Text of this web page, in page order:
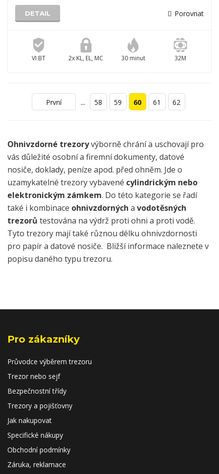
DETAIL Porovnat
VI BT 2x KL, EL, MC 30 minut 32M
První ... 58 59 60 61 62
Ohnivzdorné trezoryvýborně chrání a uschovají pro
vás důležité osobní a firemní dokumenty, datové
nosiče, doklady, peníze apod. před ohněm. Jde o
uzamykatelné trezory vybavené cylindrickým nebo
elektronickým zámkem. Do této kategorie se řadí
také i kombinace ohnivzdorných a vodotěsných
trezorů testována na výdrž proti ohni a proti vodě.
Tyto trezory mají také různou délku ohnivzdornosti
pro papír a datové nosiče. Bližší informace naleznete v
popisu daného typu trezoru.
Pro zákazníky
Průvodce výběrem trezoru
Trezor nebo sejf
Bezpečnostní třídy
Trezory a pojišťovny
Jak nakupovat
Specifické nákupy
Obchodní podmínky
Záruka, reklamace